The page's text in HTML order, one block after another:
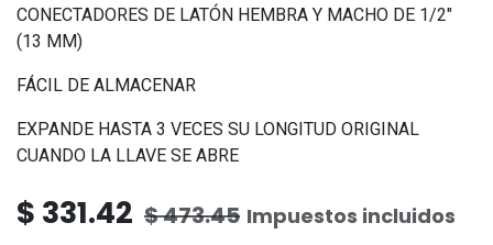
CONECTADORES DE LATÓN HEMBRA Y MACHO DE 1/2"
(13 MM)
FÁCIL DE ALMACENAR
EXPANDE HASTA 3 VECES SU LONGITUD ORIGINAL
CUANDO LA LLAVE SE ABRE
$ 331.42 $473.45 Impuestos incluidos